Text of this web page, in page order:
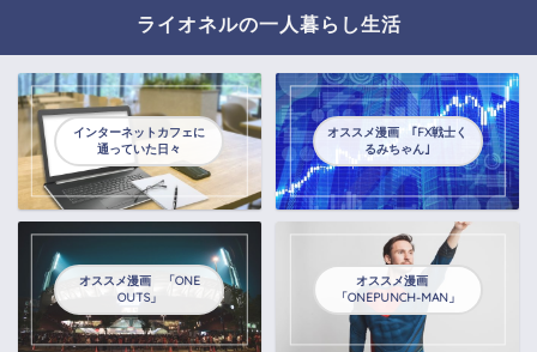
ライオネルの一人暮らし生活
インターネットカフェに
通っていた日々
オススメ漫画 ｢FX戦士く
るみちゃん｣
オススメ漫画 「ONE
OUTS」
オススメ漫画
「ONEPUNCH-MAN」